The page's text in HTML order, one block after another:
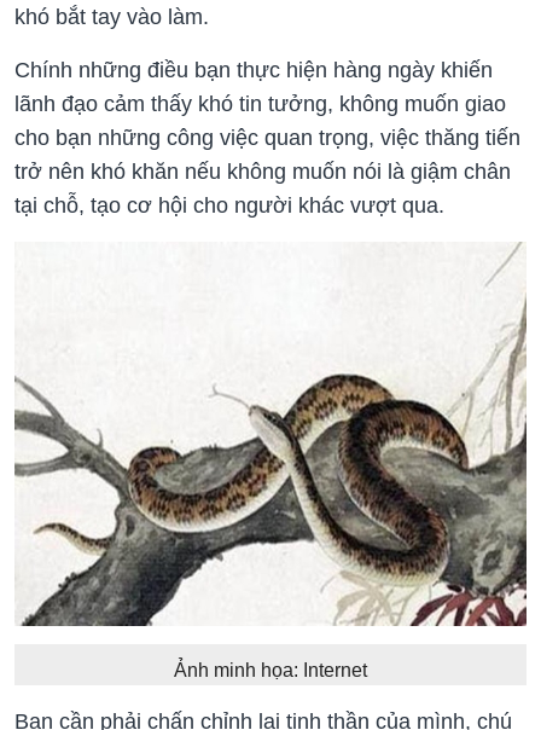
khó bắt tay vào làm.
Chính những điều bạn thực hiện hàng ngày khiến
lãnh đạo cảm thấy khó tin tưởng, không muốn giao
cho bạn những công việc quan trọng, việc thăng tiến
trở nên khó khăn nếu không muốn nói là giậm chân
tại chỗ, tạo cơ hội cho người khác vượt qua.
Ảnh minh họa: Internet
Bạn cần phải chấn chỉnh lại tinh thần của mình, chú